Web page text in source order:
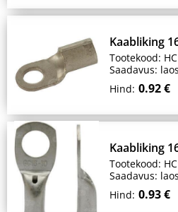
Kaabliking
Tootekood:
Saadavus: laos
Hind: 0.92 €
Kaabliking
Tootekood:
Saadavus: laos
Hind: 0.93 €